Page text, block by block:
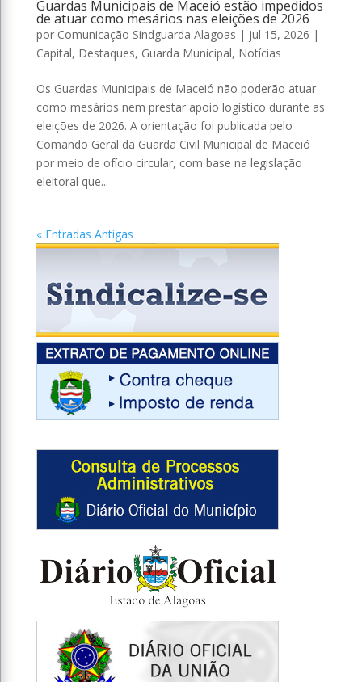
Guardas Municipais de Maceió estão impedidos
de atuar como mesários nas eleições de 2026
por Comunicação Sindguarda Alagoas | jul 15, 2026 |
Capital, Destaques, Guarda Municipal, Notícias
Os Guardas Municipais de Maceió não poderão atuar
como mesários nem prestar apoio logístico durante as
eleições de 2026. A orientação foi publicada pelo
Comando Geral da Guarda Civil Municipal de Maceió
por meio de ofício circular, com base na legislação
eleitoral que...
« Entradas Antigas